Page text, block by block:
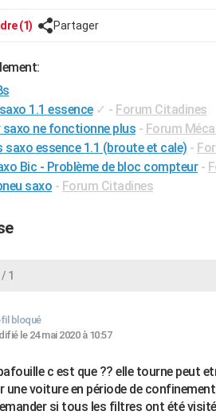
(1) Partager
1.1 essence ✓ - Forum Citadines
ne fonctionne plus - Forum
saxo essence 1.1 (broute et cale) -
Bic - Problème de bloc compteur -
saxo - Forum Citadines
1
bloqué
le 24 mai 2020 à 10:57
c est que ?? elle tourne peut
une voiture en période de
si tous les filtres ont été